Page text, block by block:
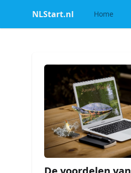
NLStart.nl Home